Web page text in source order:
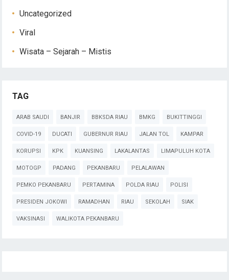
Uncategorized
Viral
Wisata – Sejarah – Mistis
TAG
ARAB SAUDI BANJIR BBKSDA RIAU BMKG BUKITTINGGI
COVID-19 DUCATI GUBERNUR RIAU JALAN TOL KAMPAR
KORUPSI KPK KUANSING LAKALANTAS LIMAPULUH KOTA
MOTOGP PADANG PEKANBARU PELALAWAN
PEMKO PEKANBARU PERTAMINA POLDA RIAU POLISI
PRESIDEN JOKOWI RAMADHAN RIAU SEKOLAH SIAK
VAKSINASI WALIKOTA PEKANBARU